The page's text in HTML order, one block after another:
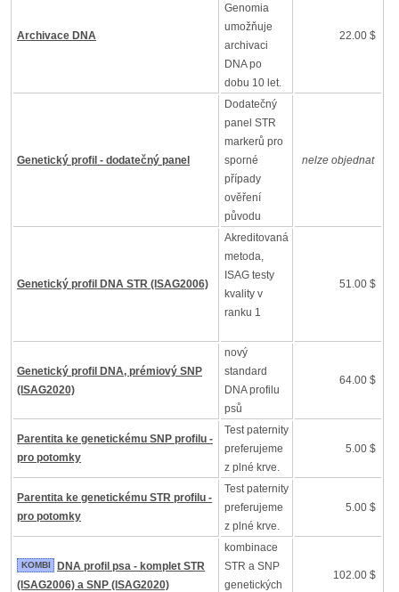
Archivace DNA
Genomia
umožňuje
archivaci
DNA po
dobu 10 let.
22.00 $
Genetický profil - dodatečný panel
Dodatečný
panel STR
markerů pro
sporné
případy
ověření
původu
nelze objednat
Genetický profil DNA STR (ISAG2006)
Akreditovaná
metoda,
ISAG testy
kvality v
ranku 1
51.00 $
Genetický profil DNA, prémiový SNP
(ISAG2020)
nový
standard
DNA profilu
psů
64.00 $
Parentita ke genetickému SNP profilu -
pro potomky
Test paternity
preferujeme
z plné krve.
5.00 $
Parentita ke genetickému STR profilu -
pro potomky
Test paternity
preferujeme
z plné krve.
5.00 $
KOMBI
DNA profil psa - komplet STR
(ISAG2006) a SNP (ISAG2020)
kombinace
STR a SNP
genetických
102.00 $